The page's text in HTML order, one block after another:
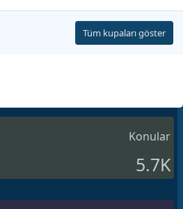
Tüm kupaları göster
Konular
5.7K